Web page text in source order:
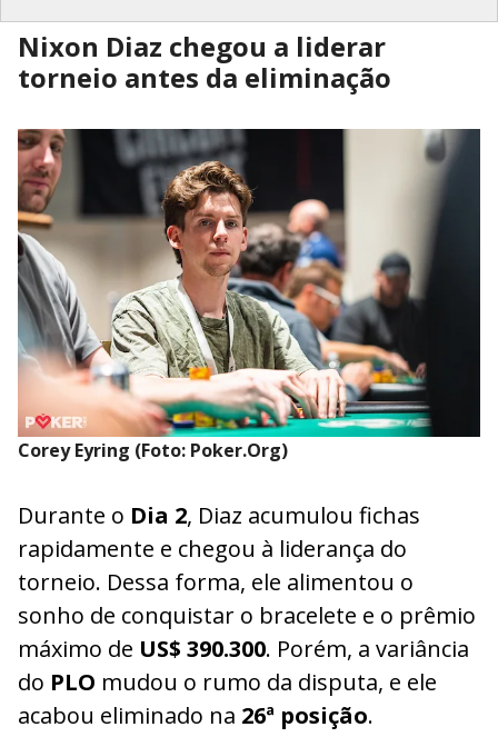
Nixon Diaz chegou a liderar
torneio antes da eliminação
Corey Eyring (Foto: Poker.Org)
Durante o Dia 2, Diaz acumulou fichas
rapidamente e chegou à liderança do
torneio. Dessa forma, ele alimentou o
sonho de conquistar o bracelete e o prêmio
máximo de US$ 390.300. Porém, a variância
do PLO mudou o rumo da disputa, e ele
acabou eliminado na 26ª posição.